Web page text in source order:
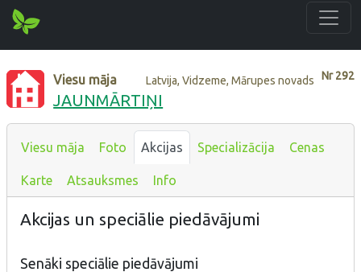
Nr292
Viesu māja Latvija, Vidzeme, Mārupes novads
JAUNMĀRTIŅI
Viesu māja Foto Akcijas Specializācija Cenas
Karte Atsauksmes Info
Akcijas un speciālie piedāvājumi
Senāki speciālie piedāvājumi